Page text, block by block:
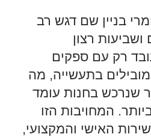
בניין שם דגש רב
רצון
רק עם ספקים
בתעשייה, מה
שנרכש בחנות עומד
המחויבות הזו
האישי והמקצועי,